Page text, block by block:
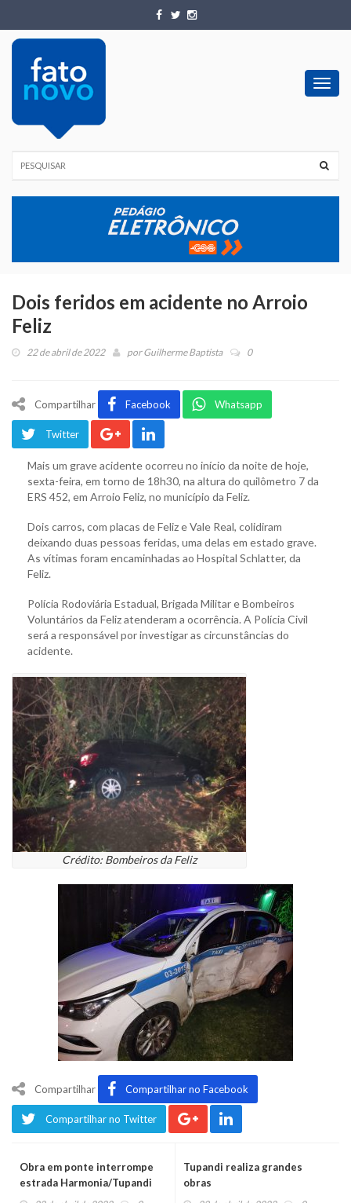
Dois feridos em acidente no Arroio
Feliz
22 de abril de 2022 porGuilherme Baptista 0
Compartilhar Facebook Whatsapp
Twitter
Mais um grave acidente ocorreu no início da noite de hoje,
sexta-feira, em torno de 18h30, na altura do quilômetro 7 da
ERS 452, em Arroio Feliz, no município da Feliz.
Dois carros, com placas de Feliz e Vale Real, colidiram
deixando duas pessoas feridas, uma delas em estado grave.
As vítimas foram encaminhadas ao Hospital Schlatter, da
Feliz.
Polícia Rodoviária Estadual, Brigada Militar e Bombeiros
Voluntários da Feliz atenderam a ocorrência. A Polícia Civil
será a responsável por investigar as circunstâncias do
acidente.
Crédito: Bombeiros da Feliz
Compartilhar Compartilhar no Facebook
Compartilhar no Twitter
Obra em ponte interrompe
estrada Harmonia/Tupandi
Tupandi realiza grandes
obras